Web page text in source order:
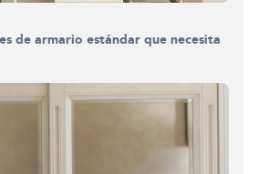
de armario estándar que necesita